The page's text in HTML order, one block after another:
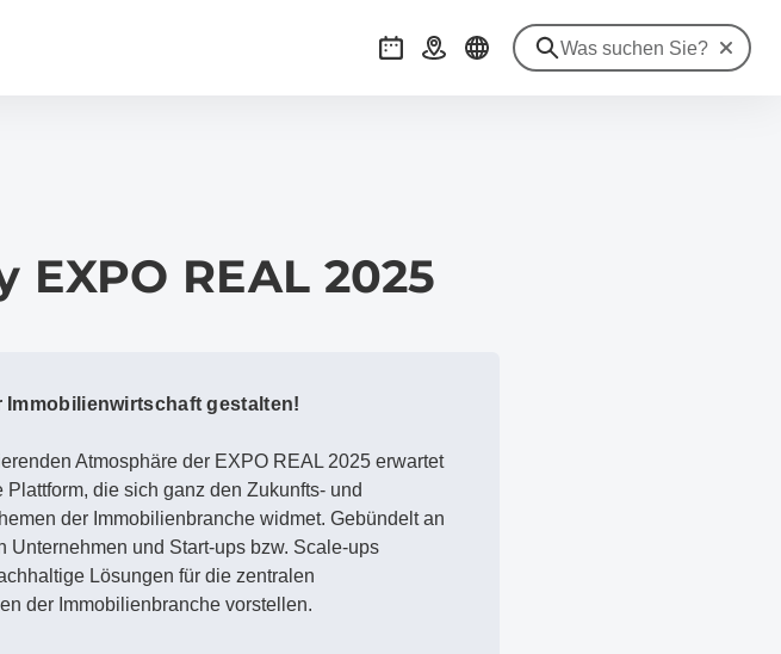
Veranstaltungen
Anreise Suche
REAL 2025
Immobilienwirtschaft gestalten!
Atmosphäre der EXPO REAL 2025 erwartet
Plattform, die sich ganz den Zukunfts- und
der Immobilienbranche widmet. Gebündelt an
Unternehmen und Start-ups bzw. Scale-ups
Lösungen für die zentralen
der Immobilienbranche vorstellen.